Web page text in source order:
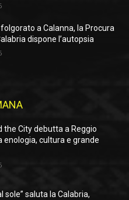
a Calanna, la Procura
dispone l’autopsia
the City debutta a Reggio
enologia, cultura e grande
sole” saluta la Calabria,